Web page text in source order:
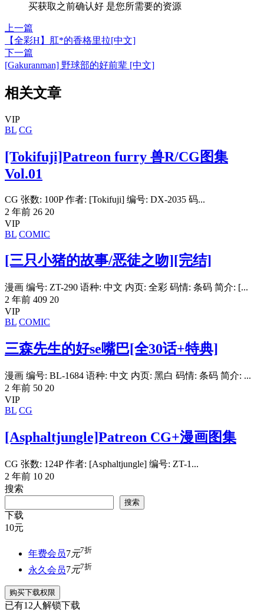
买获取之前确认好 是您所需要的资源
上一篇
【全彩H】肛*的香格里拉[中文]
下一篇
[Gakuranman] 野球部的好前辈 [中文]
相关文章
VIP
BL CG
[Tokifuji]Patreon furry 兽R/CG图集
Vol.01
CG 张数: 100P 作者: [Tokifuji] 编号: DX-2035 码...
2 年前 26 20
VIP
BL COMIC
[三只小猪的故事/恶徒之吻][完结]
漫画 编号: ZT-290 语种: 中文 内页: 全彩 码情: 条码 简介: [...
2 年前 409 20
VIP
BL COMIC
三森先生的好se嘴巴[全30话+特典]
漫画 编号: BL-1684 语种: 中文 内页: 黑白 码情: 条码 简介: ...
2 年前 50 20
VIP
BL CG
[Asphaltjungle]Patreon CG+漫画图集
CG 张数: 124P 作者: [Asphaltjungle] 编号: ZT-1...
2 年前 10 20
搜索
搜索
下载
10元
年费会员7元7折
永久会员7元7折
购买下载权限
已有12人解锁下载